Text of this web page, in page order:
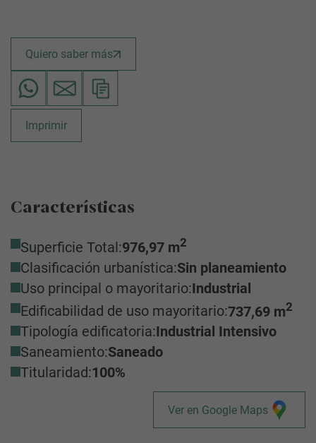
Quiero saber más
Imprimir
Características
Superficie Total:976,97 m2
Clasificación urbanística:Sin planeamiento
Uso principal o mayoritario:Industrial
Edificabilidad de uso mayoritario:737,69 m2
Tipología edificatoria:Industrial Intensivo
Saneamiento:Saneado
Titularidad:100%
Ver en Google Maps